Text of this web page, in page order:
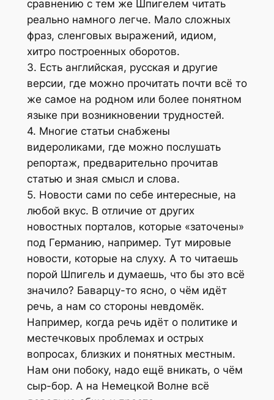
сравнению с тем же Шпигелем читать
реально намного легче. Мало сложных
фраз, сленговых выражений, идиом,
хитро построенных оборотов.
3. Есть английская, русская и другие
версии, где можно прочитать почти всё то
же самое на родном или более понятном
языке при возникновении трудностей.
4. Многие статьи снабжены
видероликами, где можно послушать
репортаж, предварительно прочитав
статью и зная смысл и слова.
5. Новости сами по себе интересные, на
любой вкус. В отличие от других
новостных порталов, которые «заточены»
под Германию, например. Тут мировые
новости, которые на слуху. А то читаешь
порой Шпигель и думаешь, что бы это всё
значило? Баварцу-то ясно, о чём идёт
речь, а нам со стороны невдомёк.
Например, когда речь идёт о политике и
местечковых проблемах и острых
вопросах, близких и понятных местным.
Нам они побоку, надо ещё вникать, о чём
сыр-бор. А на Немецкой Волне всё